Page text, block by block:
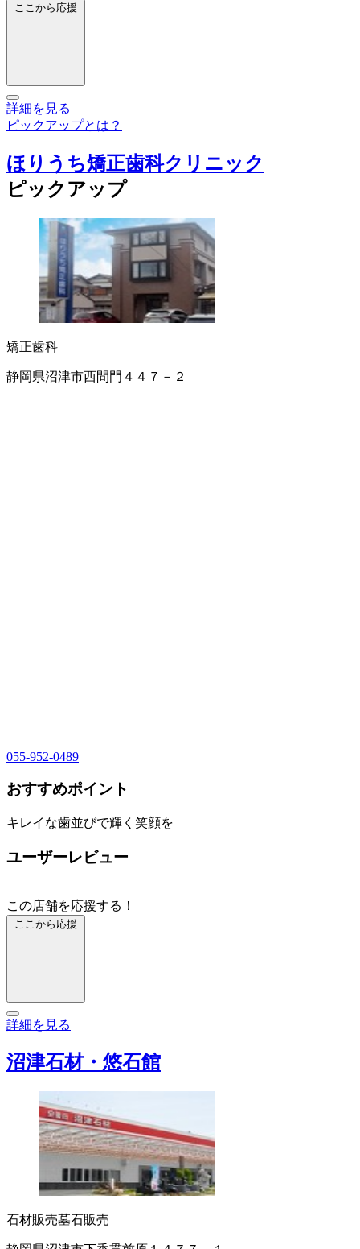
ここから応援
詳細を見る
ピックアップとは？
ほりうち矯正歯科クリニック
ピックアップ
矯正歯科
静岡県沼津市西間門４４７－２
055-952-0489
おすすめポイント
キレイな歯並びで輝く笑顔を
ユーザーレビュー
この店舗を応援する！
ここから応援
詳細を見る
沼津石材・悠石館
石材販売墓石販売